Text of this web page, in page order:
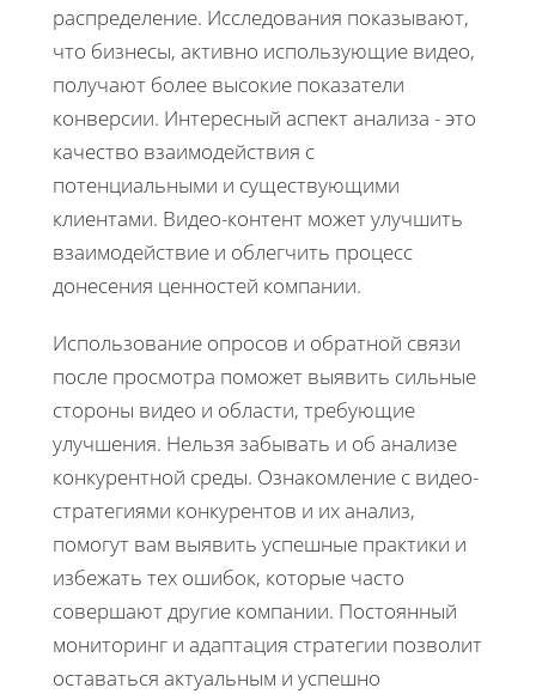
распределение. Исследования показывают,
что бизнесы, активно использующие видео,
получают более высокие показатели
конверсии. Интересный аспект анализа - это
качество взаимодействия с
потенциальными и существующими
клиентами. Видео-контент может улучшить
взаимодействие и облегчить процесс
донесения ценностей компании.
Использование опросов и обратной связи
после просмотра поможет выявить сильные
стороны видео и области, требующие
улучшения. Нельзя забывать и об анализе
конкурентной среды. Ознакомление с видео-
стратегиями конкурентов и их анализ,
помогут вам выявить успешные практики и
избежать тех ошибок, которые часто
совершают другие компании. Постоянный
мониторинг и адаптация стратегии позволит
оставаться актуальным и успешно